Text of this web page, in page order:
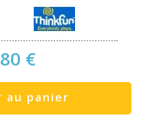
€
au panier